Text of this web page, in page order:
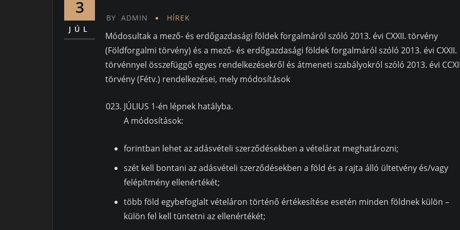
3
JÚL
BY ADMIN HÍREK
Módosultak a mező- és erdőgazdasági földek forgalmáról szóló 2013. évi CXXII. törvény
(Földforgalmi törvény) és a mező- és erdőgazdasági földek forgalmáról szóló 2013. évi CXXII.
törvénnyel összefüggő egyes rendelkezésekről és átmeneti szabályokról szóló 2013. évi
törvény (Fétv.) rendelkezései, mely módosítások
JÚLIUS 1-én lépnek hatályba.
A módosítások:
forintban lehet az adásvételi szerződésekben a vételárat meghatározni;
szét kell bontani az adásvételi szerződésekben a föld és a rajta álló ültetvény és/vagy
felépítmény ellenértékét;
több föld egybefoglalt vételáron történő értékesítése esetén minden földnek külön –
külön fel kell tüntetni az ellenértékét;